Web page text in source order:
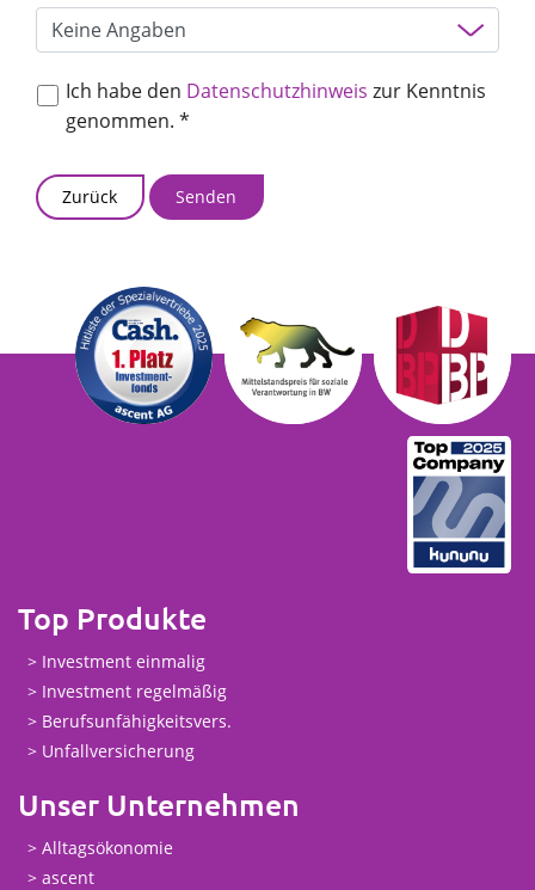
Ich habe den Datenschutzhinweis zur Kenntnis
genommen. *
Zurück
Top Produkte
Investment einmalig
Investment regelmäßig
Berufsunfähigkeitsvers.
Unfallversicherung
Unser Unternehmen
Alltagsökonomie
ascent